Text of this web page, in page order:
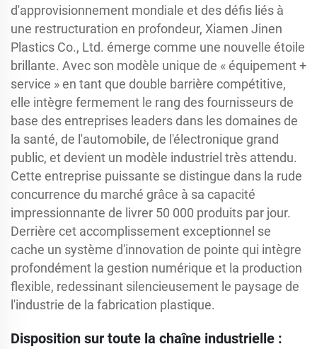
d'approvisionnement mondiale et des défis liés à
une restructuration en profondeur, Xiamen Jinen
Plastics Co., Ltd. émerge comme une nouvelle étoile
brillante. Avec son modèle unique de « équipement +
service » en tant que double barrière compétitive,
elle intègre fermement le rang des fournisseurs de
base des entreprises leaders dans les domaines de
la santé, de l'automobile, de l'électronique grand
public, et devient un modèle industriel très attendu.
Cette entreprise puissante se distingue dans la rude
concurrence du marché grâce à sa capacité
impressionnante de livrer 50 000 produits par jour.
Derrière cet accomplissement exceptionnel se
cache un système d'innovation de pointe qui intègre
profondément la gestion numérique et la production
flexible, redessinant silencieusement le paysage de
l'industrie de la fabrication plastique.
Disposition sur toute la chaîne industrielle :